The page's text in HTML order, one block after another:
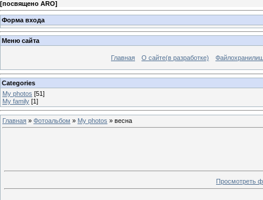
[посвящено ARO]
Форма входа
Меню сайта
Главная О сайте(в разработке)
Categories
My photos [51]
My family [1]
Главная » Фотоальбом » My photos » весна
Просмотреть